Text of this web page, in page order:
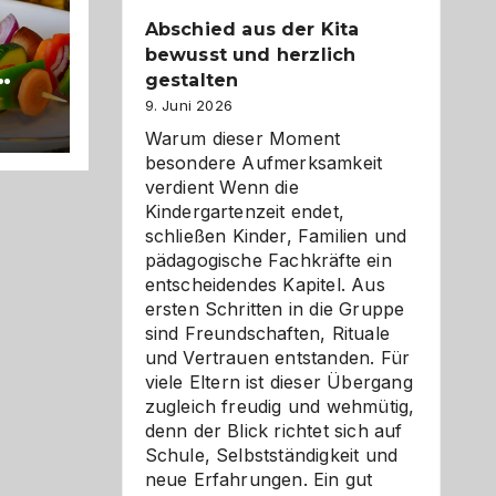
Abschied aus der Kita
bewusst und herzlich
gestalten
9. Juni 2026
Warum dieser Moment
besondere Aufmerksamkeit
verdient Wenn die
Kindergartenzeit endet,
schließen Kinder, Familien und
pädagogische Fachkräfte ein
entscheidendes Kapitel. Aus
ersten Schritten in die Gruppe
sind Freundschaften, Rituale
und Vertrauen entstanden. Für
viele Eltern ist dieser Übergang
zugleich freudig und wehmütig,
denn der Blick richtet sich auf
Schule, Selbstständigkeit und
neue Erfahrungen. Ein gut